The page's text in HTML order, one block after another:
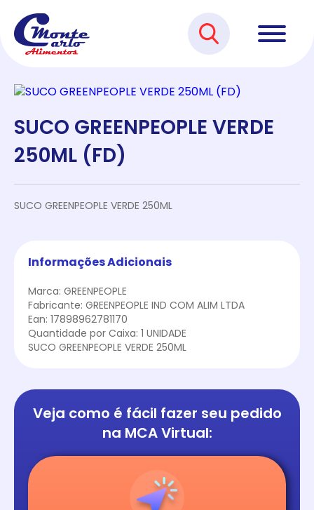
SUCO GREENPEOPLE VERDE
250ML (FD)
SUCO GREENPEOPLE VERDE 250ML
Informações Adicionais
Marca: GREENPEOPLE
Fabricante: GREENPEOPLE IND COM ALIM LTDA
Ean: 17898962781170
Quantidade por Caixa: 1 UNIDADE
SUCO GREENPEOPLE VERDE 250ML
Veja como é fácil fazer seu pedido
na MCA Virtual: